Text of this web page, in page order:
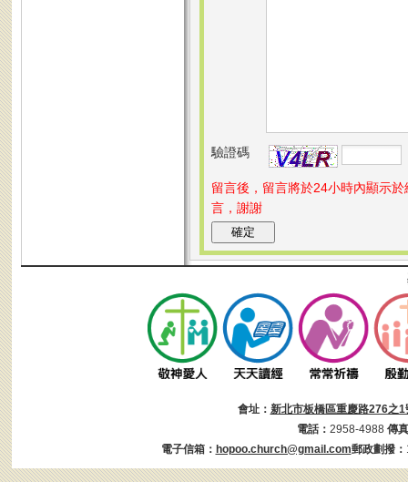
驗證碼
留言後，留言將於24小時內顯示
言，謝謝
會址： 新北市板橋區重慶路276之1
電話： 2958-4988 傳
電子信箱： hopoo.church@gmail.com郵政劃撥：